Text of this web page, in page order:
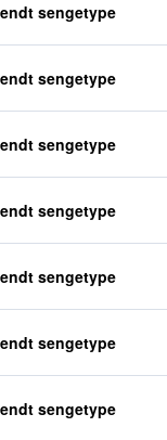
sengetype
sengetype
sengetype
sengetype
sengetype
sengetype
sengetype